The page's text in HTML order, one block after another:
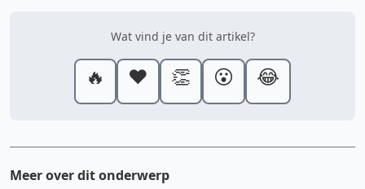
Wat vind je van dit artikel?
🔥 ❤️ 👏 😮 😂
Meer over dit onderwerp